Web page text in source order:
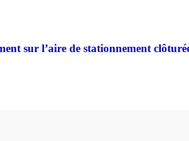
sur l’aire de stationnement